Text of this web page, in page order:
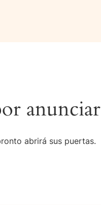
anunciar
abrirá sus puertas.